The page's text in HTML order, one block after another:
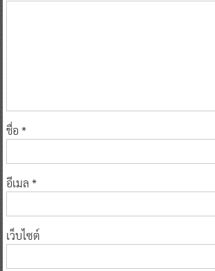
ชื่อ *
อีเมล *
เว็บไซต์